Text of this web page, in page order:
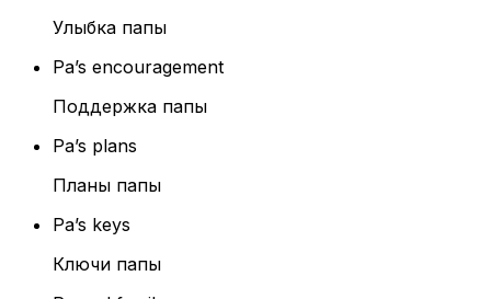
Улыбка папы
Pa’s encouragement
Поддержка папы
Pa’s plans
Планы папы
Pa’s keys
Ключи папы